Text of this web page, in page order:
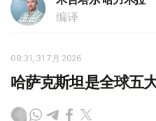
编译
08:31, 31 7月 2026
哈萨克斯坦是全球五